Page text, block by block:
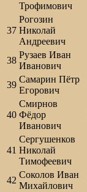
Трофимович
37
Рогозин
Николай
Андреевич
38
Рузаев Иван
Иванович
39
Самарин Пётр
Егорович
40
Смирнов
Фёдор
Иванович
41
Сергушенков
Николай
Тимофеевич
42
Соколов Иван
Михайлович